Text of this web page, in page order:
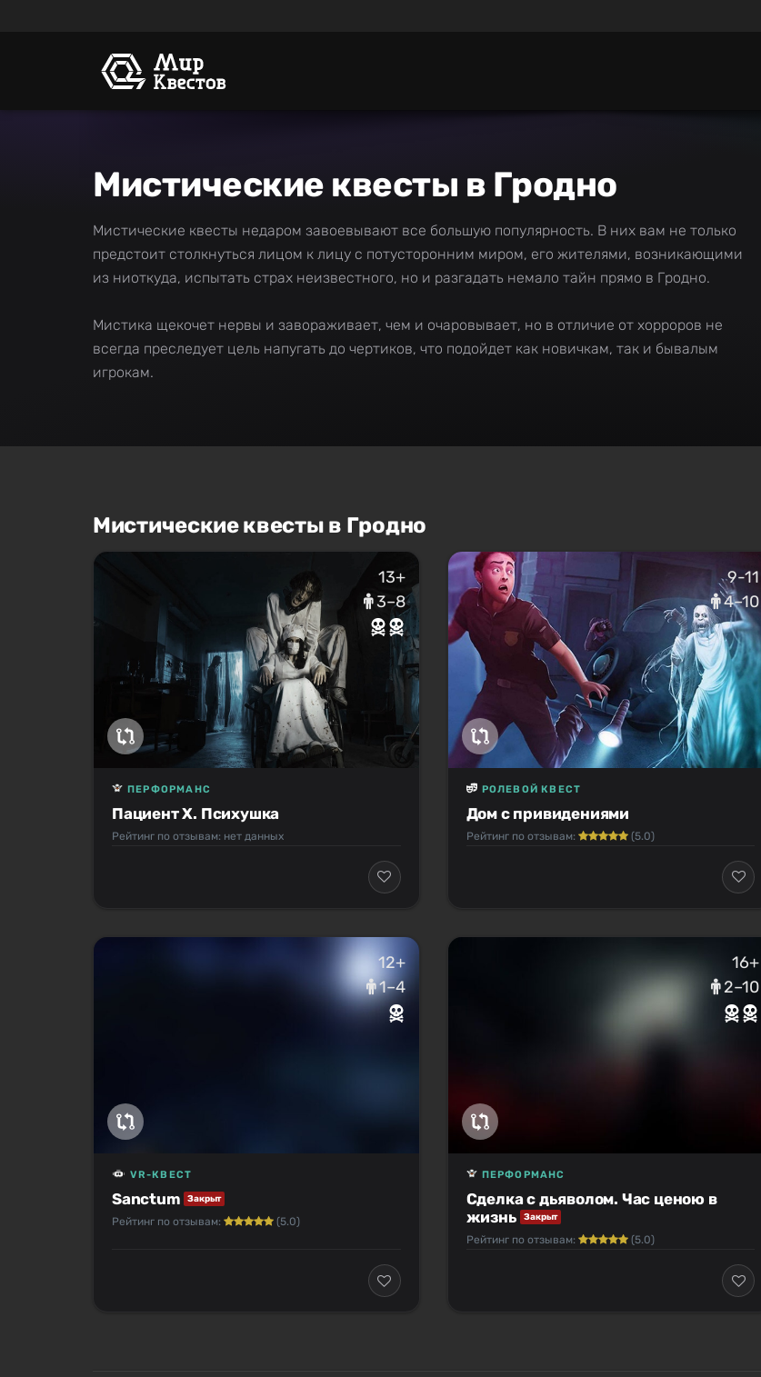
Мистические квесты в Гродно
Мистические квесты недаром завоевывают все большую популярность. В них вам не только
предстоит столкнуться лицом к лицу с потусторонним миром, его жителями, возникающими
из ниоткуда, испытать страх неизвестного, но и разгадать немало тайн прямо в Гродно.
Мистика щекочет нервы и завораживает, чем и очаровывает, но в отличие от хорроров не
всегда преследует цель напугать до чертиков, что подойдет как новичкам, так и бывалым
игрокам.
Мистические квесты в Гродно
13+
3–8
Пациент Х. Психушка
ПЕРФОРМАНС
Рейтинг по отзывам: нет данных
9-11
4–10
Дом с привидениями
РОЛЕВОЙ КВЕСТ
Рейтинг по отзывам: (5.0)
12+
1–4
Sanctum Закрыт
VR-КВЕСТ
Рейтинг по отзывам: (5.0)
16+
2–10
Сделка с дьяволом. Час ценою в
жизнь
Закрыт
ПЕРФОРМАНС
Рейтинг по отзывам: (5.0)